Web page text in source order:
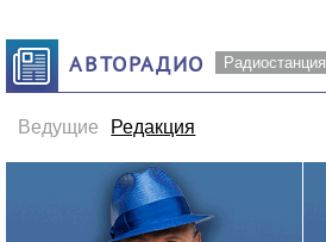
АВТОРАДИО Радиостанция
Ведущие Редакция